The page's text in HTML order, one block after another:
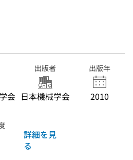
会
出版者
日本機械学会
出版年
2010
詳細を見
る